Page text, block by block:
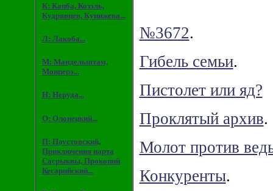
К: Капба, Козэль,
Кудрявцев, Кунижева...
Л: Лакоба...
М: Мандельштам,
Монперэ...
Н: Неруда...
О: Олонецкий...
П: Паустовский,
Приключения нарта
Сасрыквы, Прокопий
Кесарийский...
№3672.
Гибель семьи.
Пистолет или яд?
Проклятый архив.
Молот против
Конкуренты.